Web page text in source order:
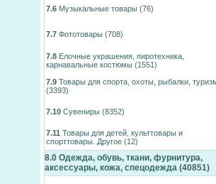
7.6 Музыкальные товары (76)
7.7 Фототовары (708)
7.8 Елочные украшения, пиротехника,
карнавальные костюмы (1551)
7.9 Товары для спорта, охоты, рыбалки,
(3393)
7.10 Сувениры (8352)
7.11 Товары для детей, культтовары и
спорттовары. Другое (12)
8.0 Одежда, обувь, ткани, фурнитура,
аксессуары, кожа, спецодежда (40851)